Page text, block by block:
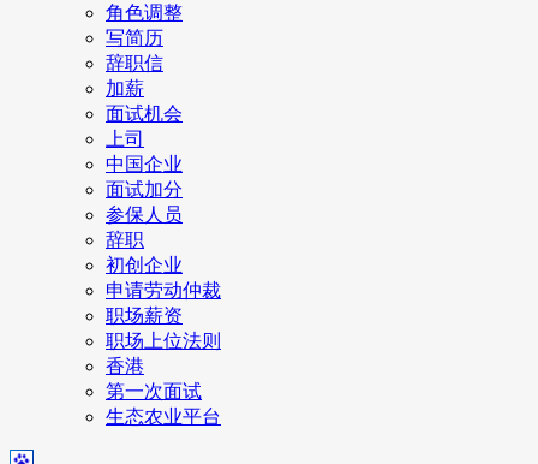
角色调整
写简历
辞职信
加薪
面试机会
上司
中国企业
面试加分
参保人员
辞职
初创企业
申请劳动仲裁
职场薪资
职场上位法则
香港
第一次面试
生态农业平台